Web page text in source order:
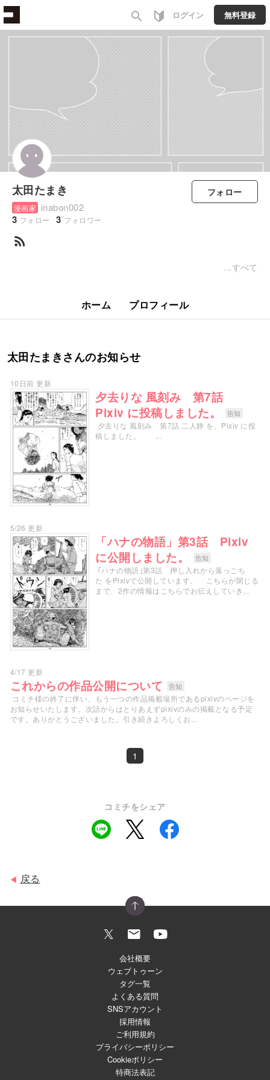
search ログイン 無料登録
太田たまき
漫画家 inabon002
3 フォロー 3 フォロワー
フォロー
rss_feed
すべて
ホーム プロフィール
太田たまきさんのお知らせ
10日前 更新
夕去りな 風刻み 第7話
Pixiv に投稿しました。
告知
夕去りな 風刻み 第7話 二人静 を、Pixiv に投
稿しました。 ...
5/26 更新
「ハナの物語」第3話 Pixiv
に公開しました。
告知
｢ハナの物語｣第3話 押し入れから落っこち
た をPixivで公開しています。 こちらが閉じる
まで、2作の情報はこちらでお伝えしていき...
4/17 更新
これからの作品公開について 告知
コミチ様の終了に伴い、もう一つの作品掲載場所であるpixivのページを
お知らせいたします。次話からはとりあえずpixivのみの掲載となる予定
です。ありがとうございました。引き続きよろしくお...
1
コミチをシェア
◀ 戻る
会社概要
ウェブトゥーン
タグ一覧
よくある質問
SNSアカウント
採用情報
ご利用規約
プライバシーポリシー
Cookieポリシー
特商法表記